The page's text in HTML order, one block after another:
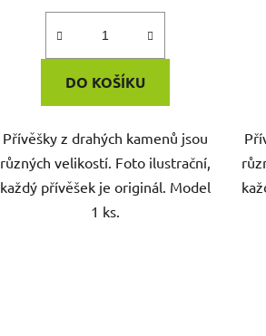
DO KOŠÍKU
Přívěšky z drahých kamenů jsou
různých velikostí. Foto ilustrační,
každý přívěšek je originál. Model
1 ks.